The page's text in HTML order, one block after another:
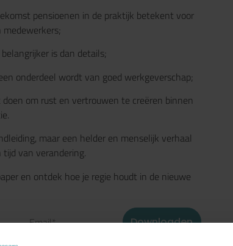
pensioenen in de praktijk betekent voor
is dan details;
onderdeel wordt van goed werkgeverschap;
om rust en vertrouwen te creëren binnen
maar een helder en menselijk verhaal
van verandering.
en ontdek hoe je regie houdt in de nieuwe
Downloaden